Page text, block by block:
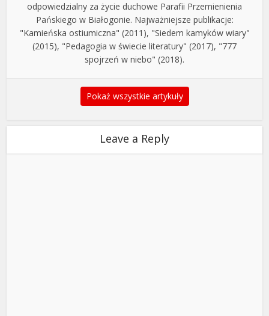
odpowiedzialny za życie duchowe Parafii Przemienienia
Pańskiego w Białogonie. Najważniejsze publikacje:
"Kamieńska ostiumiczna" (2011), "Siedem kamyków wiary"
(2015), "Pedagogia w świecie literatury" (2017), "777
spojrzeń w niebo" (2018).
Pokaż wszystkie artykuły
Leave a Reply